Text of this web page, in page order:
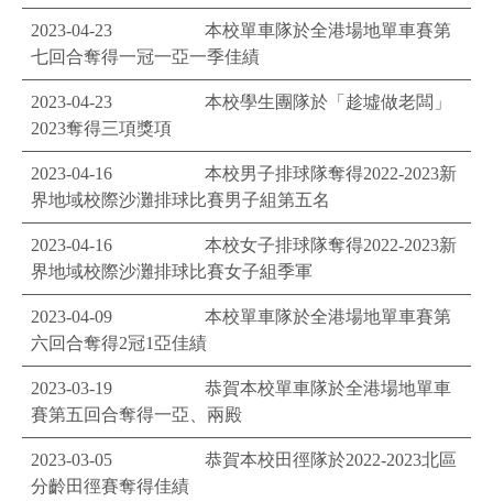
2023-04-23
本校單車隊於全港場地單車賽第
七回合奪得一冠一亞一季佳績
2023-04-23
本校學生團隊於「趁墟做老闆」
2023奪得三項獎項
2023-04-16
本校男子排球隊奪得2022-2023新
界地域校際沙灘排球比賽男子組第五名
2023-04-16
本校女子排球隊奪得2022-2023新
界地域校際沙灘排球比賽女子組季軍
2023-04-09
本校單車隊於全港場地單車賽第
六回合奪得2冠1亞佳績
2023-03-19
恭賀本校單車隊於全港場地單車
賽第五回合奪得一亞、兩殿
2023-03-05
恭賀本校田徑隊於2022-2023北區
分齡田徑賽奪得佳績